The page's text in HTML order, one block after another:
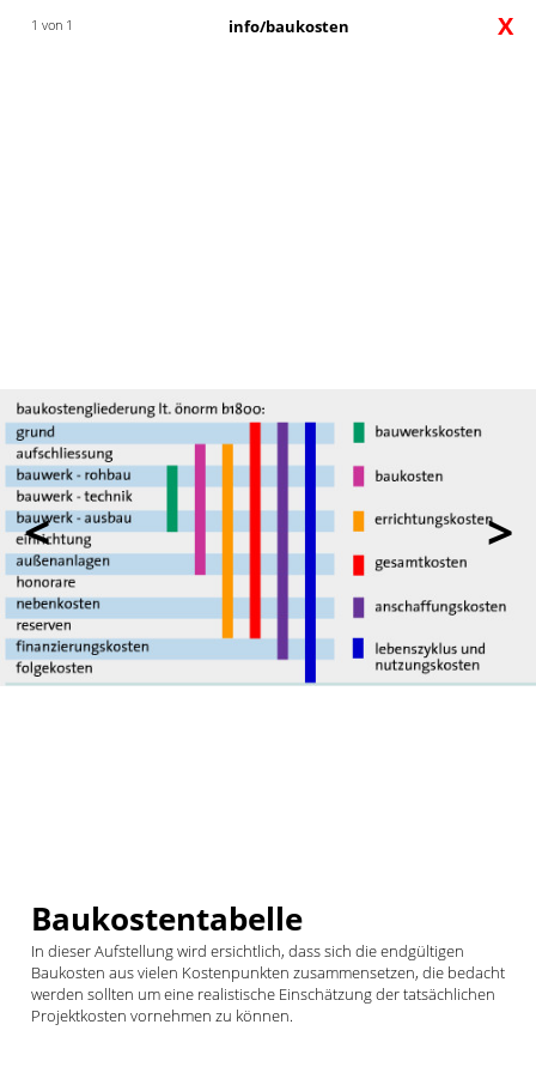
< >
X
1 von 1 info/baukosten
Baukostentabelle
In dieser Aufstellung wird ersichtlich, dass sich die endgültigen
Baukosten aus vielen Kostenpunkten zusammensetzen, die bedacht
werden sollten um eine realistische Einschätzung der tatsächlichen
Projektkosten vornehmen zu können.